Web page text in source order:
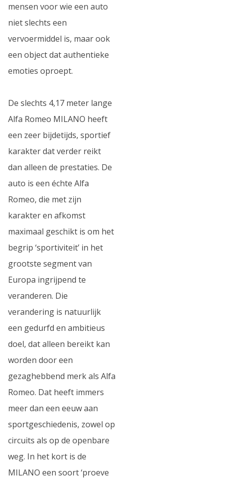
mensen voor wie een auto
niet slechts een
vervoermiddel is, maar ook
een object dat authentieke
emoties oproept.
De slechts 4,17 meter lange
Alfa Romeo MILANO heeft
een zeer bijdetijds, sportief
karakter dat verder reikt
dan alleen de prestaties. De
auto is een échte Alfa
Romeo, die met zijn
karakter en afkomst
maximaal geschikt is om het
begrip ‘sportiviteit’ in het
grootste segment van
Europa ingrijpend te
veranderen. Die
verandering is natuurlijk
een gedurfd en ambitieus
doel, dat alleen bereikt kan
worden door een
gezaghebbend merk als Alfa
Romeo. Dat heeft immers
meer dan een eeuw aan
sportgeschiedenis, zowel op
circuits als op de openbare
weg. In het kort is de
MILANO een soort ‘proeve